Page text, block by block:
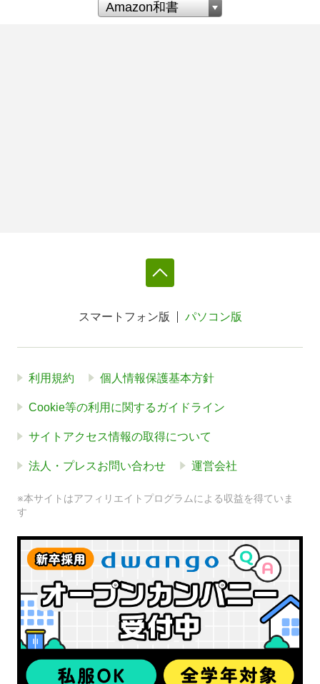
スマートフォン版 パソコン版
利用規約 個人情報保護基本方針
Cookie等の利用に関するガイドライン
サイトアクセス情報の取得について
法人・プレスお問い合わせ 運営会社
※本サイトはアフィリエイトプログラムによる収益を得ていま
す